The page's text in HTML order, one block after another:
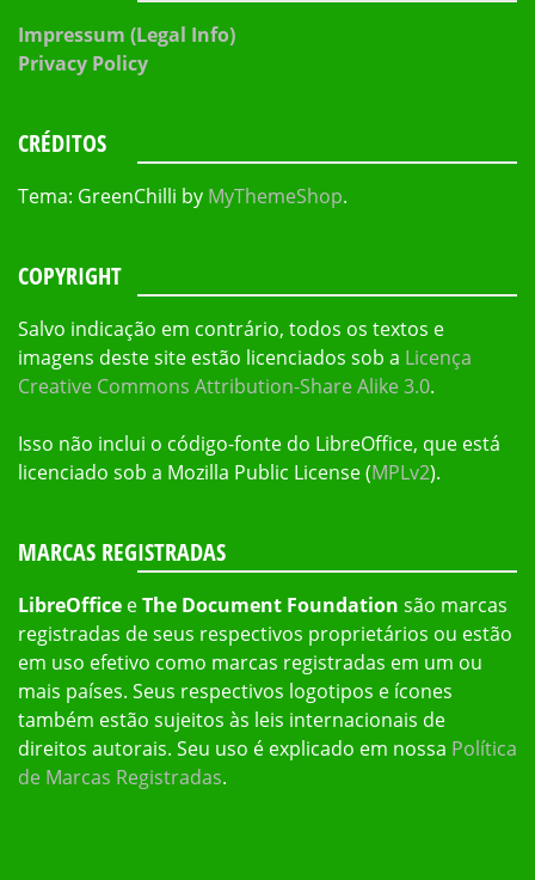
Impressum (Legal Info)
Privacy Policy
CRÉDITOS
Tema: GreenChilli by MyThemeShop.
COPYRIGHT
Salvo indicação em contrário, todos os textos e
imagens deste site estão licenciados sob a Licença
Creative Commons Attribution-Share Alike 3.0.
Isso não inclui o código-fonte do LibreOffice, que está
licenciado sob a Mozilla Public License (MPLv2).
MARCAS REGISTRADAS
LibreOffice eThe Document Foundation são marcas
registradas de seus respectivos proprietários ou estão
em uso efetivo como marcas registradas em um ou
mais países. Seus respectivos logotipos e ícones
também estão sujeitos às leis internacionais de
direitos autorais. Seu uso é explicado em nossa Política
de Marcas Registradas.